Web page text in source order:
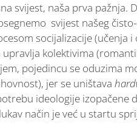
svijest, naša prva pažnja.
svijest našeg
socijalizacije (učenja
kolektivima
pojedincu se oduzima
jer se uništava
ideologije izopačene
način je već u startu